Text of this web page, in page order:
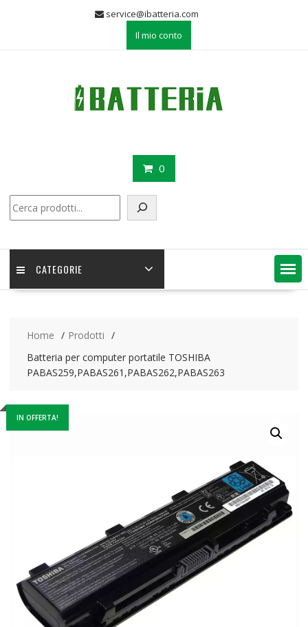
service@ibatteria.com
Il mio conto
0
CATEGORIE
Home
Prodotti
Batteria per computer portatile TOSHIBA
PABAS259,PABAS261,PABAS262,PABAS263
IN OFFERTA!